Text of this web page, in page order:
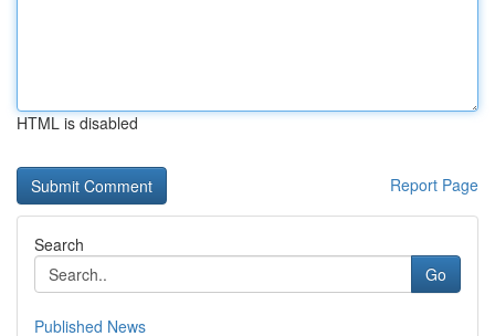
HTML is disabled
Report Page
Search
Go
Published News